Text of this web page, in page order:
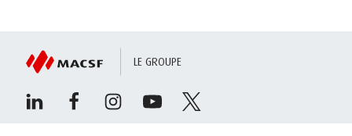
LE GROUPE